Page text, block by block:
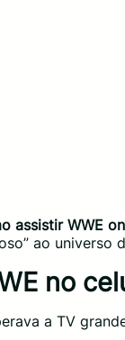
assistir WWE
ao universo
no
a TV